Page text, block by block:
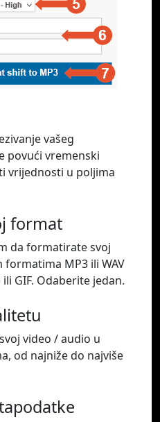
vašeg
povući vremenski
vrijednosti u poljima
format
da formatirate svoj
MP3 ili WAV
GIF. Odaberite jedan.
video / audio u
od najniže do najviše